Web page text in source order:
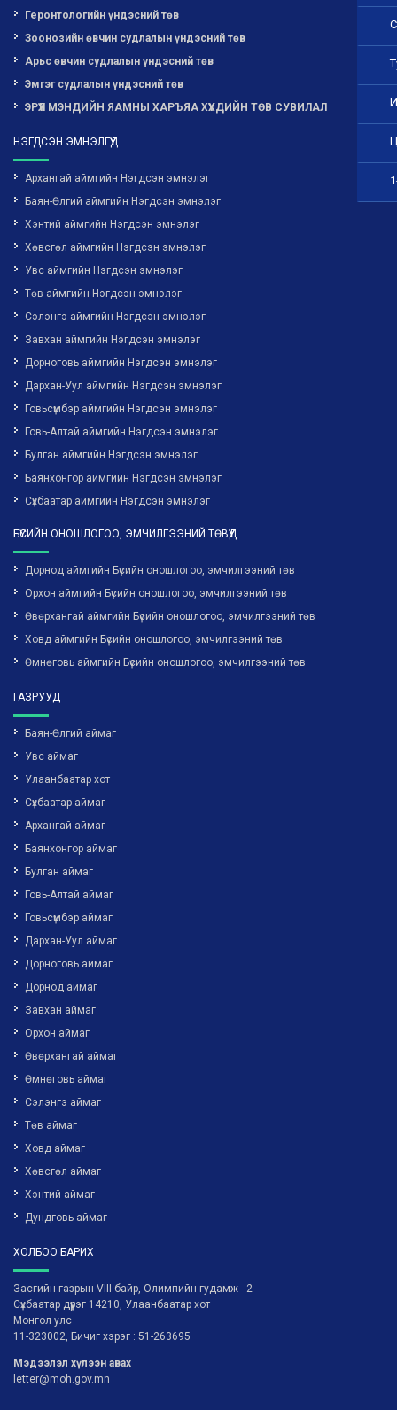
Геронтологийн үндэсний төв
Зоонозийн өвчин судлалын үндэсний төв
Арьс өвчин судлалын үндэсний төв
Эмгэг судлалын үндэсний төв
ЭРҮҮЛ МЭНДИЙН ЯАМНЫ ХАРЪЯА ХҮҮХДИЙН ТӨВ СУВИЛАЛ
НЭГДСЭН ЭМНЭЛГҮҮД
Архангай аймгийн Нэгдсэн эмнэлэг
Баян-Өлгий аймгийн Нэгдсэн эмнэлэг
Хэнтий аймгийн Нэгдсэн эмнэлэг
Хөвсгөл аймгийн Нэгдсэн эмнэлэг
Увс аймгийн Нэгдсэн эмнэлэг
Төв аймгийн Нэгдсэн эмнэлэг
Сэлэнгэ аймгийн Нэгдсэн эмнэлэг
Завхан аймгийн Нэгдсэн эмнэлэг
Дорноговь аймгийн Нэгдсэн эмнэлэг
Дархан-Уул аймгийн Нэгдсэн эмнэлэг
Говьсүмбэр аймгийн Нэгдсэн эмнэлэг
Говь-Алтай аймгийн Нэгдсэн эмнэлэг
Булган аймгийн Нэгдсэн эмнэлэг
Баянхонгор аймгийн Нэгдсэн эмнэлэг
Сүхбаатар аймгийн Нэгдсэн эмнэлэг
БҮСИЙН ОНОШЛОГОО, ЭМЧИЛГЭЭНИЙ ТӨВҮҮД
Дорнод аймгийн Бүсийн оношлогоо, эмчилгээний төв
Орхон аймгийн Бүсийн оношлогоо, эмчилгээний төв
Өвөрхангай аймгийн Бүсийн оношлогоо, эмчилгээний төв
Ховд аймгийн Бүсийн оношлогоо, эмчилгээний төв
Өмнөговь аймгийн Бүсийн оношлогоо, эмчилгээний төв
ГАЗРУУД
Баян-Өлгий аймаг
Увс аймаг
Улаанбаатар хот
Сүхбаатар аймаг
Архангай аймаг
Баянхонгор аймаг
Булган аймаг
Говь-Алтай аймаг
Говьсүмбэр аймаг
Дархан-Уул аймаг
Дорноговь аймаг
Дорнод аймаг
Завхан аймаг
Орхон аймаг
Өвөрхангай аймаг
Өмнөговь аймаг
Сэлэнгэ аймаг
Төв аймаг
Ховд аймаг
Хөвсгөл аймаг
Хэнтий аймаг
Дундговь аймаг
ХОЛБОО БАРИХ
Засгийн газрын VIII байр, Олимпийн гудамж - 2
Сүхбаатар дүүрэг 14210, Улаанбаатар хот
Монгол улс
11-323002, Бичиг хэрэг : 51-263695
Мэдээлэл хүлээн авах
letter@moh.gov.mn